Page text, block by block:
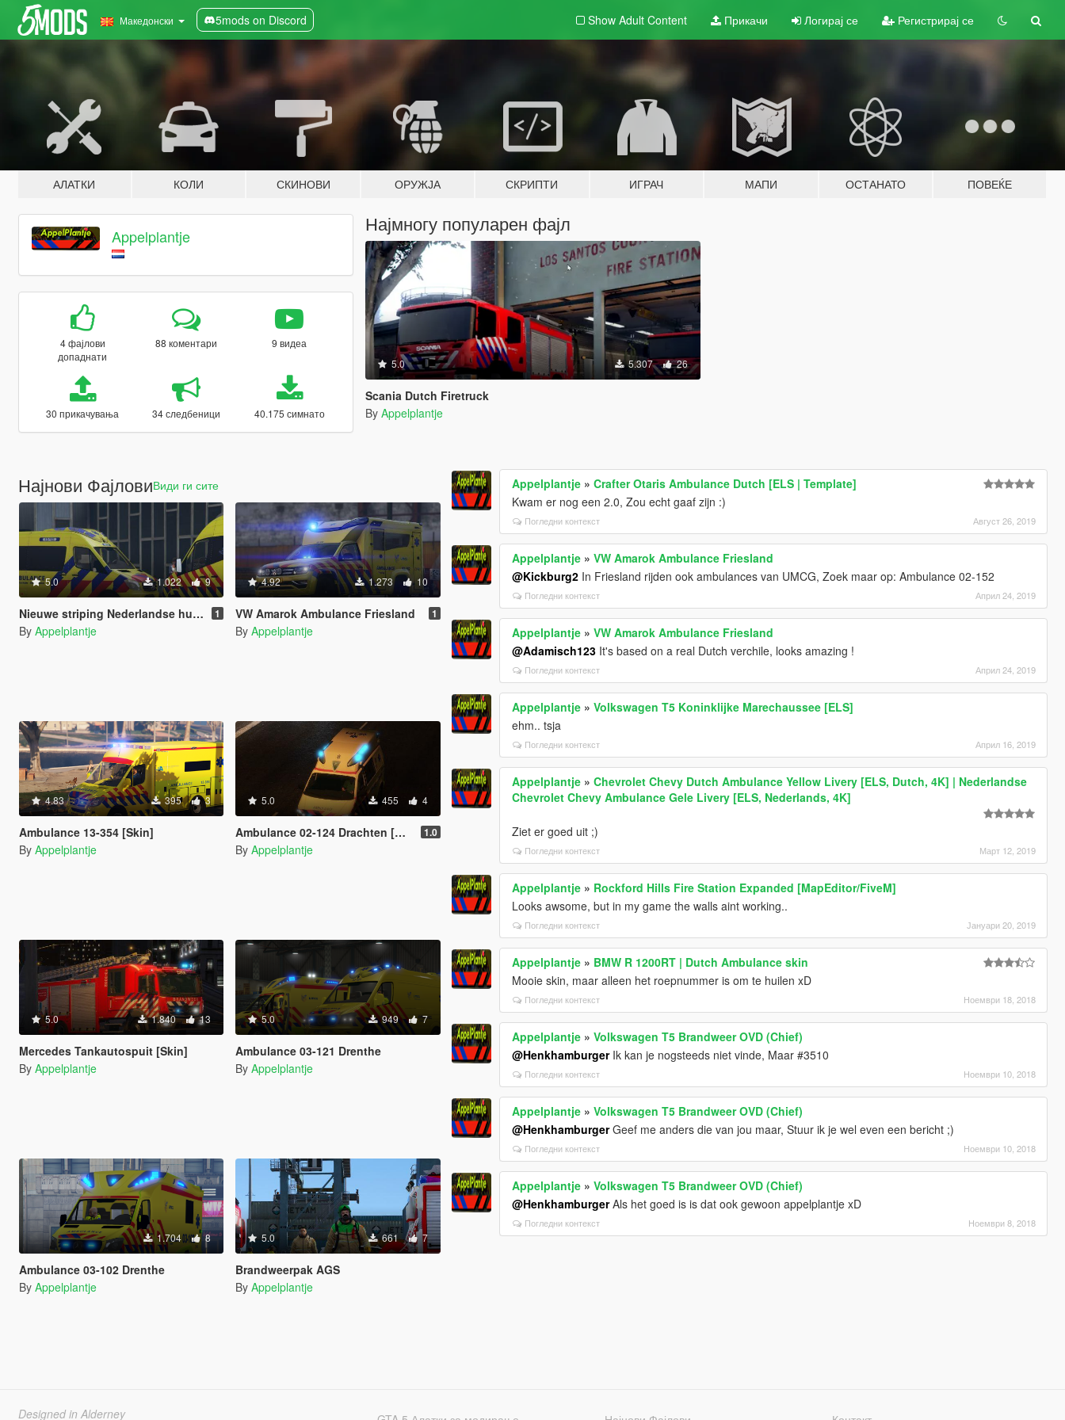
Македонски 5mods on Discord Show Adult Content Прикачи Логирај се Регистрирај се
АЛАТКИ КОЛИ СКИНОВИ ОРУЖЈА СКРИПТИ ИГРАЧ МАПИ ОСТАНАТО ПОВЕЌЕ
Appelplantje
4 фајлови
допаднати
88 коментари 9 видеа
30 прикачувања 34 следбеници 40.175 симнато
Најмногу популарен фајл
5.0 5.307 26
Scania Dutch Firetruck
By Appelplantje
Најнови ФајловиВиди ги сите
5.0 1.022 9
Nieuwe striping Nederlandse hulpdiensten 1
By Appelplantje
4.92 1.273 10
VW Amarok Ambulance Friesland 1
By Appelplantje
4.83 395 3
Ambulance 13-354 [Skin]
By Appelplantje
5.0 455 4
Ambulance 02-124 Drachten [Skin] 1.0
By Appelplantje
5.0 1.840 13
Mercedes Tankautospuit [Skin]
By Appelplantje
5.0 949 7
Ambulance 03-121 Drenthe
By Appelplantje
1.704 8
Ambulance 03-102 Drenthe
By Appelplantje
5.0 661 7
Brandweerpak AGS
By Appelplantje
Appelplantje »Crafter Otaris Ambulance Dutch [ELS | Template]
Kwam er nog een 2.0, Zou echt gaaf zijn :)
Погледни контекст Август 26, 2019
Appelplantje »VW Amarok Ambulance Friesland
@Kickburg2 In Friesland rijden ook ambulances van UMCG, Zoek maar op: Ambulance 02-152
Погледни контекст Април 24, 2019
Appelplantje »VW Amarok Ambulance Friesland
@Adamisch123 It's based on a real Dutch verchile, looks amazing !
Погледни контекст Април 24, 2019
Appelplantje »Volkswagen T5 Koninklijke Marechaussee [ELS]
ehm.. tsja
Погледни контекст Април 16, 2019
Appelplantje »Chevrolet Chevy Dutch Ambulance Yellow Livery [ELS, Dutch, 4K] | Nederlandse
Chevrolet Chevy Ambulance Gele Livery [ELS, Nederlands, 4K]
Ziet er goed uit ;)
Погледни контекст Март 12, 2019
Appelplantje » Rockford Hills Fire Station Expanded [MapEditor/FiveM]
Looks awsome, but in my game the walls aint working..
Погледни контекст Јануари 20, 2019
Appelplantje » BMW R 1200RT | Dutch Ambulance skin
Mooie skin, maar alleen het roepnummer is om te huilen xD
Погледни контекст Ноември 18, 2018
Appelplantje »Volkswagen T5 Brandweer OVD (Chief)
@HenkhamburgerIk kan je nogsteeds niet vinde, Maar #3510
Погледни контекст Ноември 10, 2018
Appelplantje »Volkswagen T5 Brandweer OVD (Chief)
@HenkhamburgerGeef me anders die van jou maar, Stuur ik je wel even een bericht ;)
Погледни контекст Ноември 10, 2018
Appelplantje »Volkswagen T5 Brandweer OVD (Chief)
@HenkhamburgerAls het goed is is dat ook gewoon appelplantje xD
Погледни контекст Ноември 8, 2018
Designed in Alderney